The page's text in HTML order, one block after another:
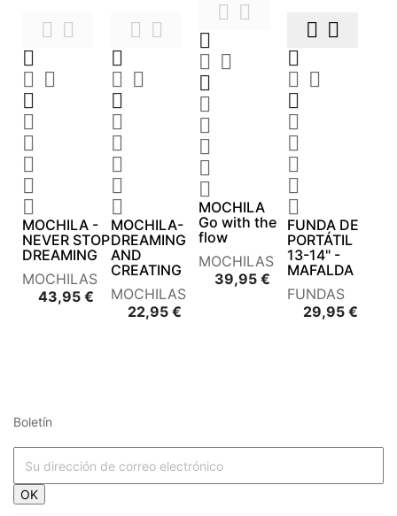
 

 






MOCHILA -
NEVER STOP
DREAMING
MOCHILAS
43,95 € Precio
 

 






MOCHILA-
DREAMING
AND
CREATING
MOCHILAS
22,95 €Precio
 

 






MOCHILA
Go with the
flow
MOCHILAS
39,95 € Precio
 

 






FUNDA DE
PORTÁTIL
13-14" -
MAFALDA
FUNDAS
29,95 €

 


 

 
 
Boletín
OK